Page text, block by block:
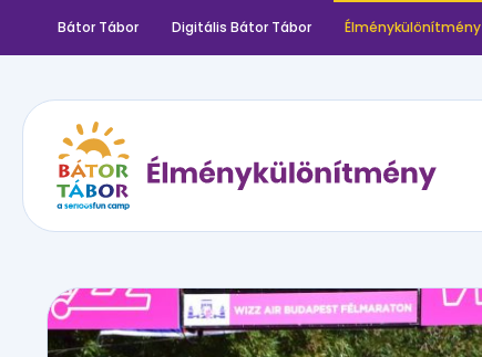
Bátor Tábor Digitális Bátor Tábor Élménykülönítmény